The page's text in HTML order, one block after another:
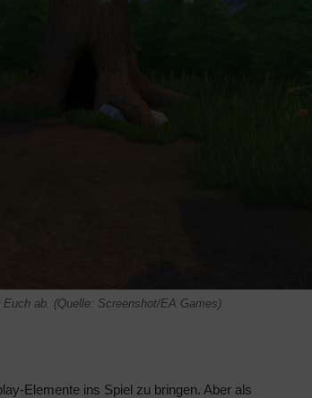
ab. (Quelle: Screenshot/EA Games)
Elemente ins Spiel zu bringen. Aber als